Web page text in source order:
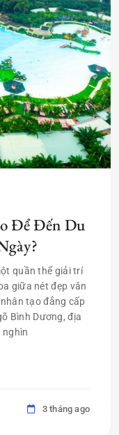
Để Đến Du
quần thể giải trí
giữa nét đẹp văn
tạo đẳng cấp
Bình Dương, địa
nghìn
3 tháng ago